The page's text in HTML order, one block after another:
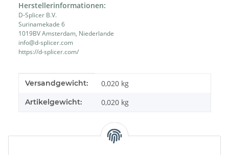
Herstellerinformationen:
D-Splicer B.V.
Surinamekade 6
1019BV Amsterdam, Niederlande
info@d-splicer.com
https://d-splicer.com/
Produkteigenschaft
Wert
Versandgewicht: 0,020 kg
Artikelgewicht: 0,020 kg